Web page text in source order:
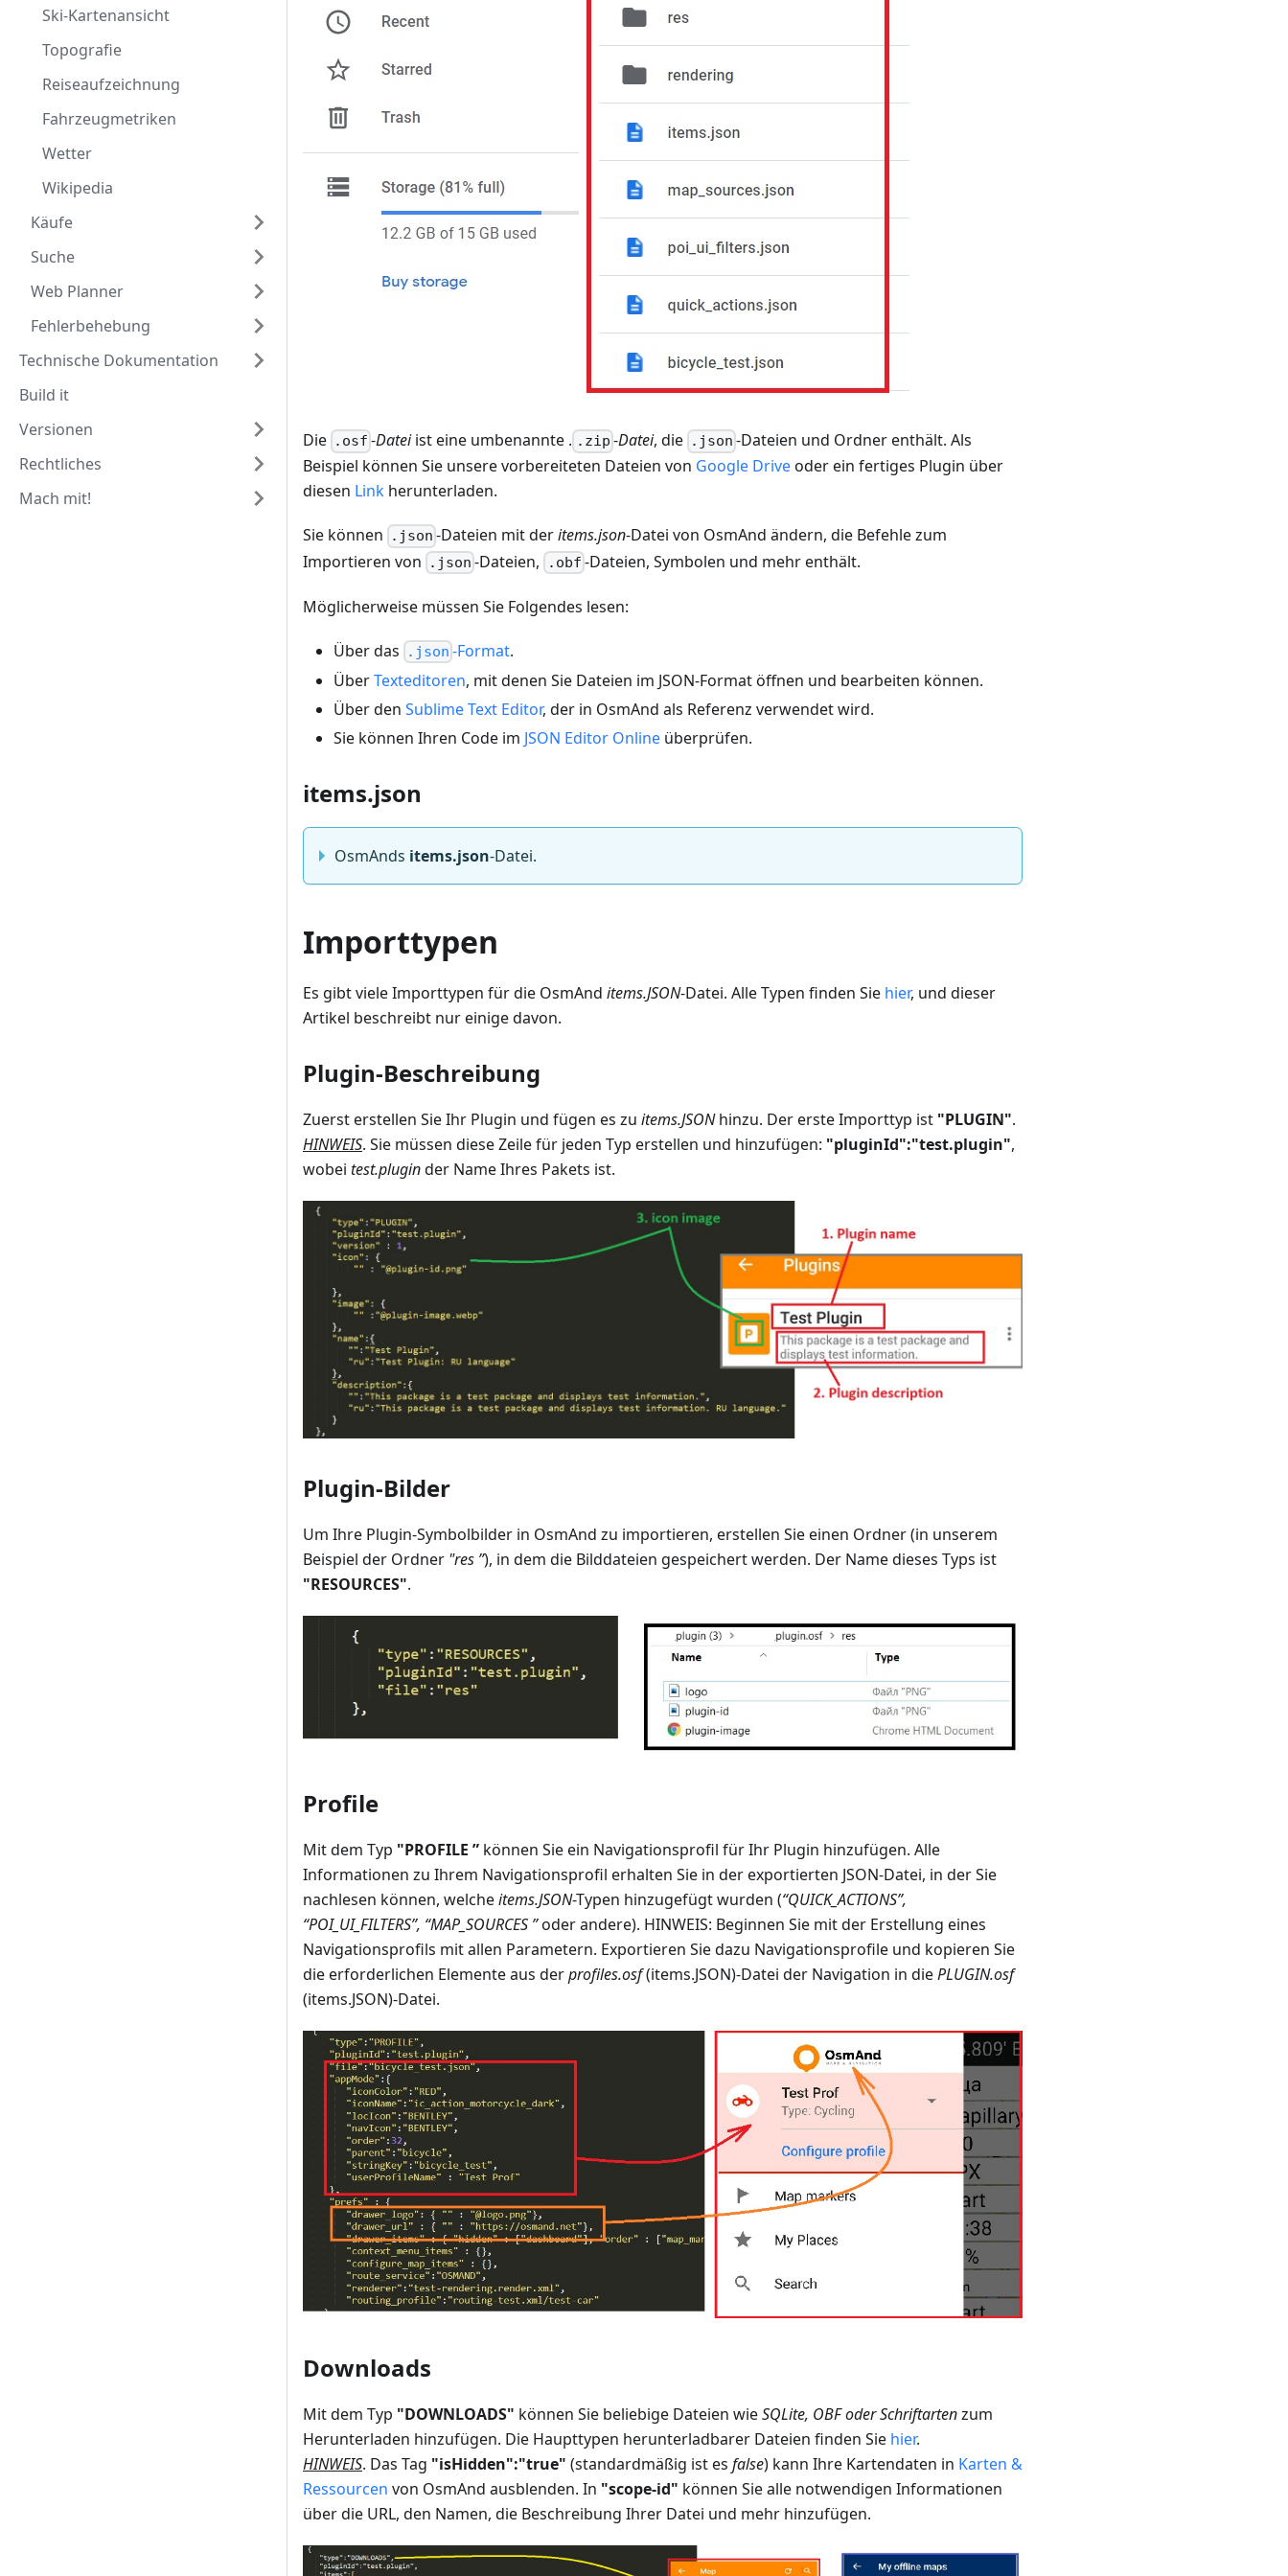
Ski-Kartenansicht
Topografie
Reiseaufzeichnung
Fahrzeugmetriken
Wetter
Wikipedia
Käufe
Suche
Web Planner
Fehlerbehebung
Technische Dokumentation
Build it
Versionen
Rechtliches
Mach mit!
Die .osf -Dateiist eine umbenannte . .zip -Datei, die .json -Dateien und Ordner enthält. Als
Beispiel können Sie unsere vorbereiteten Dateien von Google Driveoder ein fertiges Plugin über
diesen Link herunterladen.
Sie können .json -Dateien mit deritems.json-Datei von OsmAnd ändern, die Befehle zum
Importieren von
.json -Dateien, .obf -Dateien, Symbolen und mehr enthält.
Möglicherweise müssen Sie Folgendes lesen:
Über das .json -Format.
ÜberTexteditoren, mit denen Sie Dateien im JSON-Format öffnen und bearbeiten können.
Über den Sublime Text Editor, der in OsmAnd als Referenz verwendet wird.
Sie können Ihren Code im JSON Editor Online überprüfen.
items.json
OsmAnds items.json-Datei.
Importtypen
Es gibt viele Importtypen für die OsmAnd items.JSON-Datei. Alle Typen finden Sie hier, und dieser
Artikel beschreibt nur einige davon.
Plugin-Beschreibung
Zuerst erstellen Sie Ihr Plugin und fügen es zu items.JSONhinzu. Der erste Importtyp ist "PLUGIN".
HINWEIS. Sie müssen diese Zeile für jeden Typ erstellen und hinzufügen: "pluginId":"test.plugin",
wobei test.pluginder Name Ihres Pakets ist.
Plugin-Bilder
Um Ihre Plugin-Symbolbilder in OsmAnd zu importieren, erstellen Sie einen Ordner (in unserem
Beispiel der Ordner "res ”), in dem die Bilddateien gespeichert werden. Der Name dieses Typs ist
"RESOURCES".
Profile
Mit dem Typ "PROFILE ” können Sie ein Navigationsprofil für Ihr Plugin hinzufügen. Alle
Informationen zu Ihrem Navigationsprofil erhalten Sie in der exportierten JSON-Datei, in der Sie
nachlesen können, welcheitems.JSON-Typen hinzugefügt wurden (“QUICK_ACTIONS”,
“POI_UI_FILTERS”, “MAP_SOURCES ”oder andere). HINWEIS: Beginnen Sie mit der Erstellung eines
Navigationsprofils mit allen Parametern. Exportieren Sie dazu Navigationsprofile und kopieren Sie
die erforderlichen Elemente aus derprofiles.osf(items.JSON)-Datei der Navigation in diePLUGIN.osf
(items.JSON)-Datei.
Downloads
Mit dem Typ "DOWNLOADS" können Sie beliebige Dateien wieSQLite, OBF oder Schriftartenzum
Herunterladen hinzufügen. Die Haupttypen herunterladbarer Dateien finden Sie hier.
HINWEIS. Das Tag "isHidden":"true" (standardmäßig ist es false) kann Ihre Kartendaten in Karten &
Ressourcen von OsmAnd ausblenden. In "scope-id" können Sie alle notwendigen Informationen
über die URL, den Namen, die Beschreibung Ihrer Datei und mehr hinzufügen.